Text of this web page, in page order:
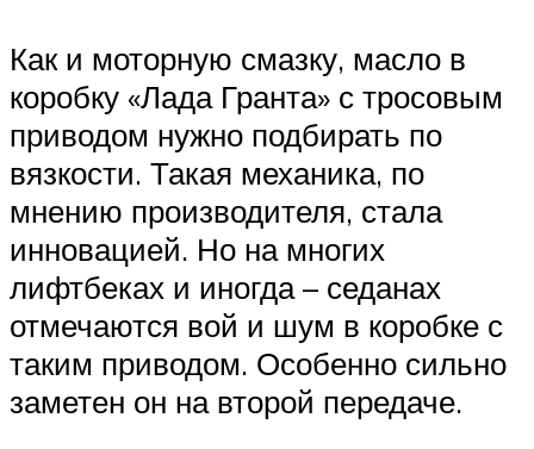
Как и моторную смазку, масло в
коробку «Лада Гранта» с тросовым
приводом нужно подбирать по
вязкости. Такая механика, по
мнению производителя, стала
инновацией. Но на многих
лифтбеках и иногда – седанах
отмечаются вой и шум в коробке с
таким приводом. Особенно сильно
заметен он на второй передаче.